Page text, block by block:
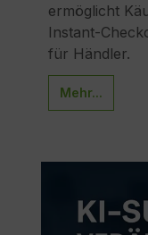
ermöglicht
Instant-
für Händler.
Mehr...